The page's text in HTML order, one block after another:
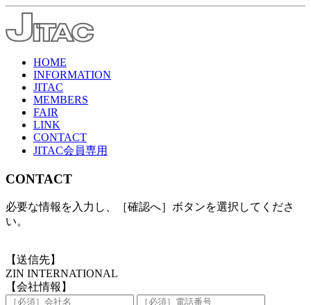
HOME
INFORMATION
JITAC
MEMBERS
FAIR
LINK
CONTACT
JITAC会員専用
CONTACT
必要な情報を入力し、［確認へ］ボタンを選択してくださ
い。
【送信先】
ZIN INTERNATIONAL
【会社情報】